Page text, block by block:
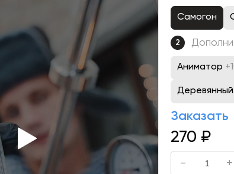
Самогон
2
Аниматор
Деревянный
Заказать
270 ₽
- +